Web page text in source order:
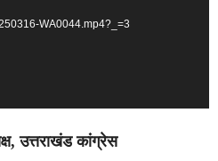
WA0044.mp4?_=3
उत्तराखंड कांग्रेस